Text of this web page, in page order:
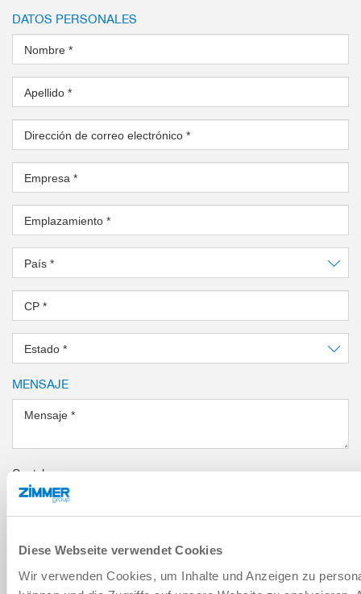
Diese Webseite verwendet Cookies
Wir verwenden Cookies, um Inhalte und Anzeigen zu
DATOS PERSONALES
Nombre *
Apellido *
Dirección de correo electrónico *
Empresa *
Emplazamiento *
País *
CP *
Estado *
MENSAJE
Mensaje *
Captcha